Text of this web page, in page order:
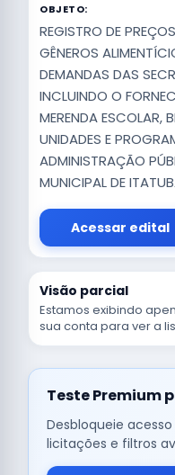
OBJETO:
REGISTRO DE
GÊNEROS
DEMANDAS DAS
INCLUINDO O
MERENDA ESCOLAR,
UNIDADES E
ADMINISTRAÇÃO
MUNICIPAL DE
Acessar edital
Visão parcial
Estamos exibindo
sua conta para ver a
Teste Premium
Desbloqueie
licitações e filtros